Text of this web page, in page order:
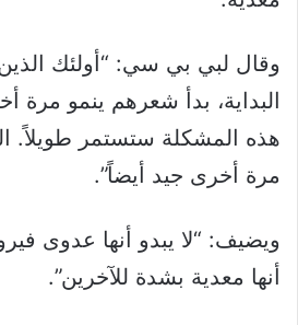
وقال لبي بي سي: “أولئك
البداية، بدأ شعرهم ينمو مرة
هذه المشكلة ستستمر طويلاً.
مرة أخرى جيد أيضاً”.
ويضيف: “لا يبدو أنها عدوى
أنها معدية بشدة للآخرين”.